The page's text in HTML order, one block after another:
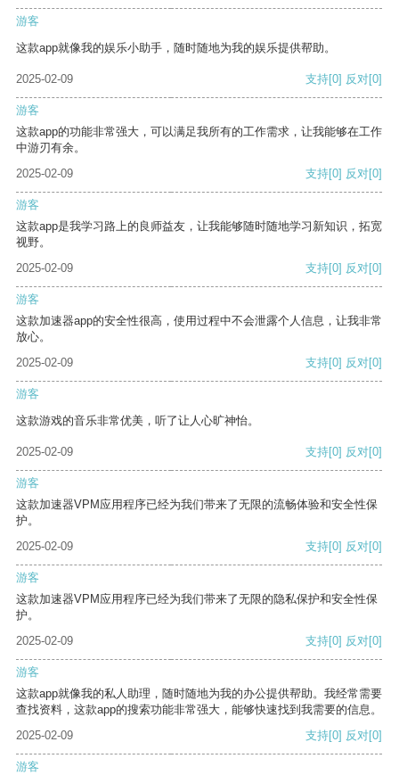
游客
这款app就像我的娱乐小助手，随时随地为我的娱乐提供帮助。
2025-02-09 支持[0] 反对[0]
游客
这款app的功能非常强大，可以满足我所有的工作需求，让我能够在工作
中游刃有余。
2025-02-09
支持[0] 反对[0]
游客
这款app是我学习路上的良师益友，让我能够随时随地学习新知识，拓宽
视野。
2025-02-09
支持[0] 反对[0]
游客
这款加速器app的安全性很高，使用过程中不会泄露个人信息，让我非常
放心。
2025-02-09
支持[0] 反对[0]
游客
这款游戏的音乐非常优美，听了让人心旷神怡。
2025-02-09 支持[0] 反对[0]
游客
这款加速器VPM应用程序已经为我们带来了无限的流畅体验和安全性保
护。
2025-02-09
支持[0] 反对[0]
游客
这款加速器VPM应用程序已经为我们带来了无限的隐私保护和安全性保
护。
2025-02-09
支持[0] 反对[0]
游客
这款app就像我的私人助理，随时随地为我的办公提供帮助。我经常需要
查找资料，这款app的搜索功能非常强大，能够快速找到我需要的信息。
2025-02-09
支持[0] 反对[0]
游客